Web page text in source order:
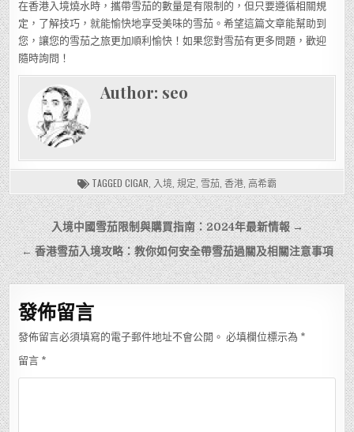
在香港入境燒水時，攜帶雪茄的數量是有限制的，但只要遵循相關規
定，了解技巧，就能愉快地享受美味的雪茄。希望這篇文章能幫助到
您，讓您的雪茄之旅更加順利愉快！如果您對雪茄有更多問題，歡迎
隨時詢問！
Author: seo
TAGGED CIGAR 入境 規定 雪茄 香港 高希霸
文
章
導
覽
入境中國雪茄限制與購買指南：2024年最新情報 →
← 香港雪茄入境攻略：教你如何安全帶雪茄過關及相關注意事項
發佈留言
發佈留言必須填寫的電子郵件地址不會公開。 必填欄位標示為 *
留言 *